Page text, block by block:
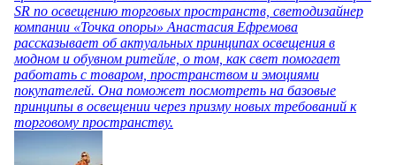
SR по освещению торговых пространств, светодизайнер
компании «Точка опоры» Анастасия Ефремова
рассказывает об актуальных принципах освещения в
модном и обувном ритейле, о том, как свет помогает
работать с товаром, пространством и эмоциями
покупателей. Она поможет посмотреть на базовые
принципы в освещении через призму новых требований к
торговому пространству.